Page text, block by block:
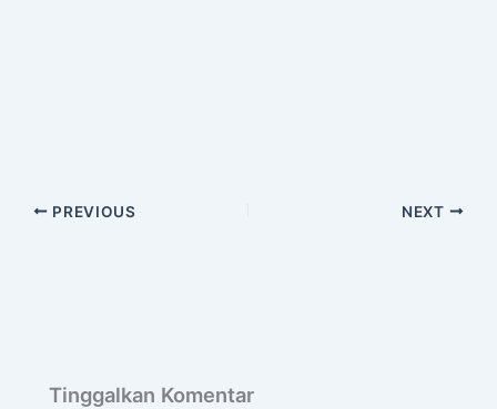
PREVIOUS NEXT
Tinggalkan Komentar